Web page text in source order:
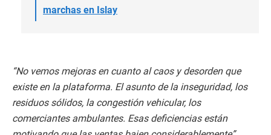
marchas en Islay
“No vemos mejoras en cuanto al caos y desorden que
existe en la plataforma. El asunto de la inseguridad, los
residuos sólidos, la congestión vehicular, los
comerciantes ambulantes. Esas deficiencias están